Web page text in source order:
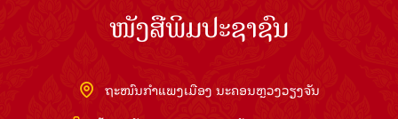
ໜັງສືພິມປະຊາຊົນ
ຖະໜົນກຳແພງເມືອງ ນະຄອນຫຼວງວຽງຈັນ